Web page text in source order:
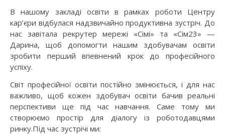
В нашому закладі освіти в рамках роботи Центру
кар’єри відбулася надзвичайно продуктивна зустріч. До
нас завітала рекрутер мережі «Сімі» та «Сім23» —
Дарина, щоб допомогти нашим здобувачам освіти
зробити перший впевнений крок до професійного
успіху.
Світ професійної освіти постійно змінюється, і для нас
важливо, щоб кожен здобувач освіти бачив реальні
перспективи ще під час навчання. Саме тому ми
створюємо простір для діалогу із роботодавцями
ринку.Під час зустрічі ми: